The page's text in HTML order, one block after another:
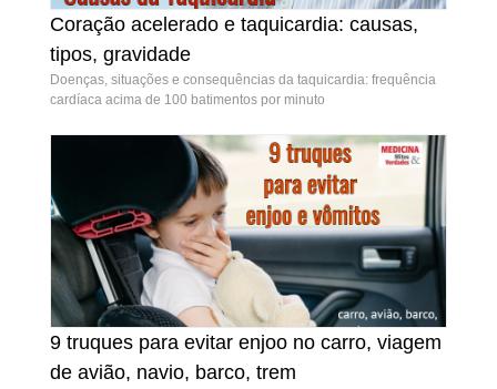
Coração acelerado e taquicardia: causas, tipos,
gravidade
Coração acelerado e taquicardia: causas,
tipos, gravidade
Doenças, situações e consequências da taquicardia: frequência
cardíaca acima de 100 batimentos por minuto
9 truques para evitar enjoo no carro, viagem
de avião, navio, barco, trem
9 truques para evitar enjoo no carro, viagem
de avião, navio, barco, trem